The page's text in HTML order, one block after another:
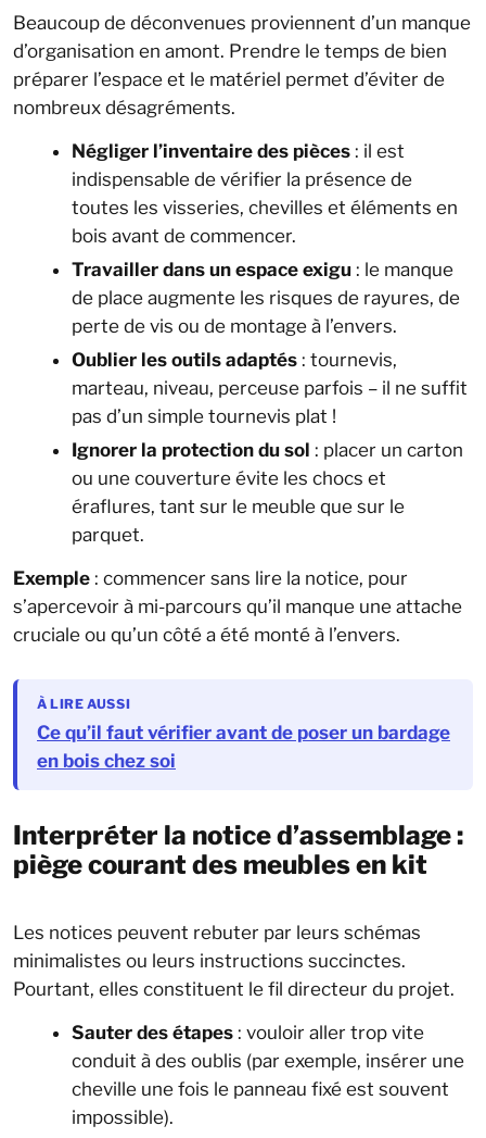
Beaucoup de déconvenues proviennent d’un manque
d’organisation en amont. Prendre le temps de bien
préparer l’espace et le matériel permet d’éviter de
nombreux désagréments.
Négliger l’inventaire des pièces : il est
indispensable de vérifier la présence de
toutes les visseries, chevilles et éléments en
bois avant de commencer.
Travailler dans un espace exigu : le manque
de place augmente les risques de rayures, de
perte de vis ou de montage à l’envers.
Oublier les outils adaptés : tournevis,
marteau, niveau, perceuse parfois – il ne suffit
pas d’un simple tournevis plat !
Ignorer la protection du sol : placer un carton
ou une couverture évite les chocs et
éraflures, tant sur le meuble que sur le
parquet.
Exemple : commencer sans lire la notice, pour
s’apercevoir à mi-parcours qu’il manque une attache
cruciale ou qu’un côté a été monté à l’envers.
À LIRE AUSSI
Ce qu’il faut vérifier avant de poser un bardage
en bois chez soi
Interpréter la notice d’assemblage :
piège courant des meubles en kit
Les notices peuvent rebuter par leurs schémas
minimalistes ou leurs instructions succinctes.
Pourtant, elles constituent le fil directeur du projet.
Sauter des étapes : vouloir aller trop vite
conduit à des oublis (par exemple, insérer une
cheville une fois le panneau fixé est souvent
impossible).